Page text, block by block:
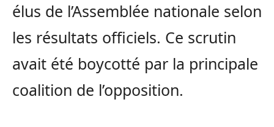
élus de l’Assemblée nationale selon
les résultats officiels. Ce scrutin
avait été boycotté par la principale
coalition de l’opposition.